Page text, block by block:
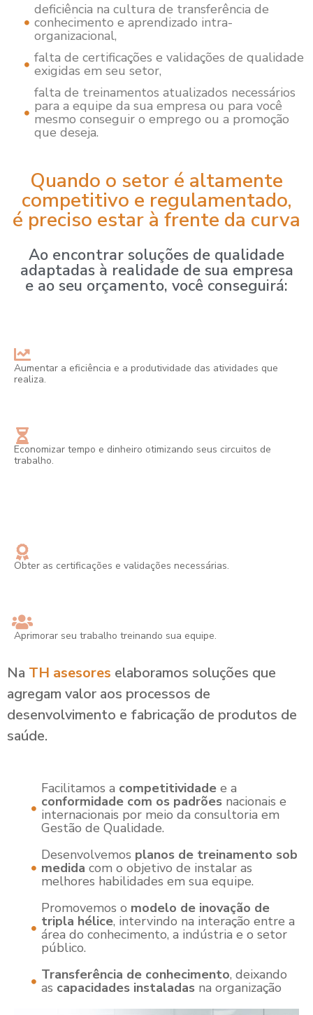
deficiência na cultura de transferência de
conhecimento e aprendizado intra-
organizacional,
falta de certificações e validações de qualidade
exigidas em seu setor,
falta de treinamentos atualizados necessários
para a equipe da sua empresa ou para você
mesmo conseguir o emprego ou a promoção
que deseja.
Quando o setor é altamente
competitivo e regulamentado,
é preciso estar à frente da curva
Ao encontrar soluções de qualidade
adaptadas à realidade de sua empresa
e ao seu orçamento, você conseguirá:
Aumentar a eficiência e a produtividade das atividades que
realiza.
Economizar tempo e dinheiro otimizando seus circuitos de
trabalho.
Obter as certificações e validações necessárias.
Aprimorar seu trabalho treinando sua equipe.
Na TH asesores elaboramos soluções que
agregam valor aos processos de
desenvolvimento e fabricação de produtos de
saúde.
Facilitamos a competitividadee a
conformidade com os padrõesnacionais e
internacionais por meio da consultoria em
Gestão de Qualidade.
Desenvolvemos planos de treinamento sob
medida com o objetivo de instalar as
melhores habilidades em sua equipe.
Promovemos o modelo de inovação de
tripla hélice, intervindo na interação entre a
área do conhecimento, a indústria e o setor
público.
Transferência de conhecimento, deixando
as capacidades instaladasna organização